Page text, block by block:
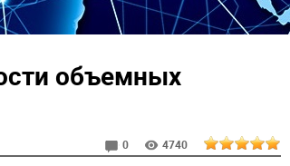
объемных
0 4740